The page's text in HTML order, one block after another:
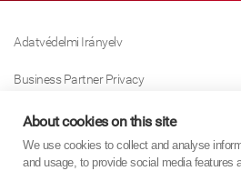
Adatvédelmi Irányelv
Business Partner Privacy
Sütikre Vonatkozó Irányelv
Modern Slavery Act Policy
About cookies on this site
We use cookies to collect and analyse
and usage, to provide social media features